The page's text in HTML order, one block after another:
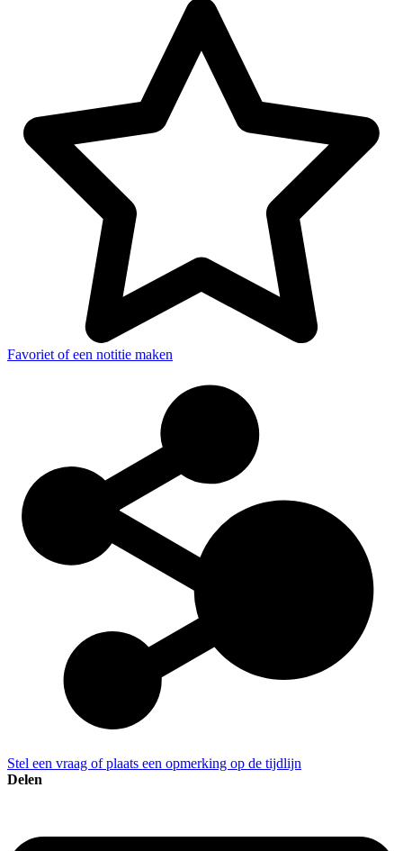
Favoriet of een notitie maken
Stel een vraag of plaats een opmerking op de tijdlijn
Delen